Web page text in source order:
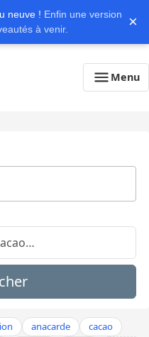
neuve ! Enfin une version
à venir.
×
Menu
anacarde
cacao